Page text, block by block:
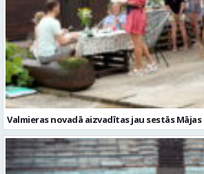
Valmieras novadā aizvadītas jau sestās